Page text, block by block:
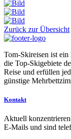
Zurück zur Übersicht
Tom-Skireisen ist
die Top-Skigebiete
Reise und erfüllen
günstige
Kontakt
Aktuell
E-Mails und sind